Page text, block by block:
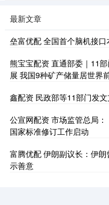
最新文章
垒富优配 全国首个脑机接
熊宝宝配资 直通部委｜11
展 我国9种矿产储量居世界
鑫配资 民政部等11部门发
公宣网配资 市场监管总局：
国家标准修订工作启动
富腾优配 伊朗副议长：伊
示善意